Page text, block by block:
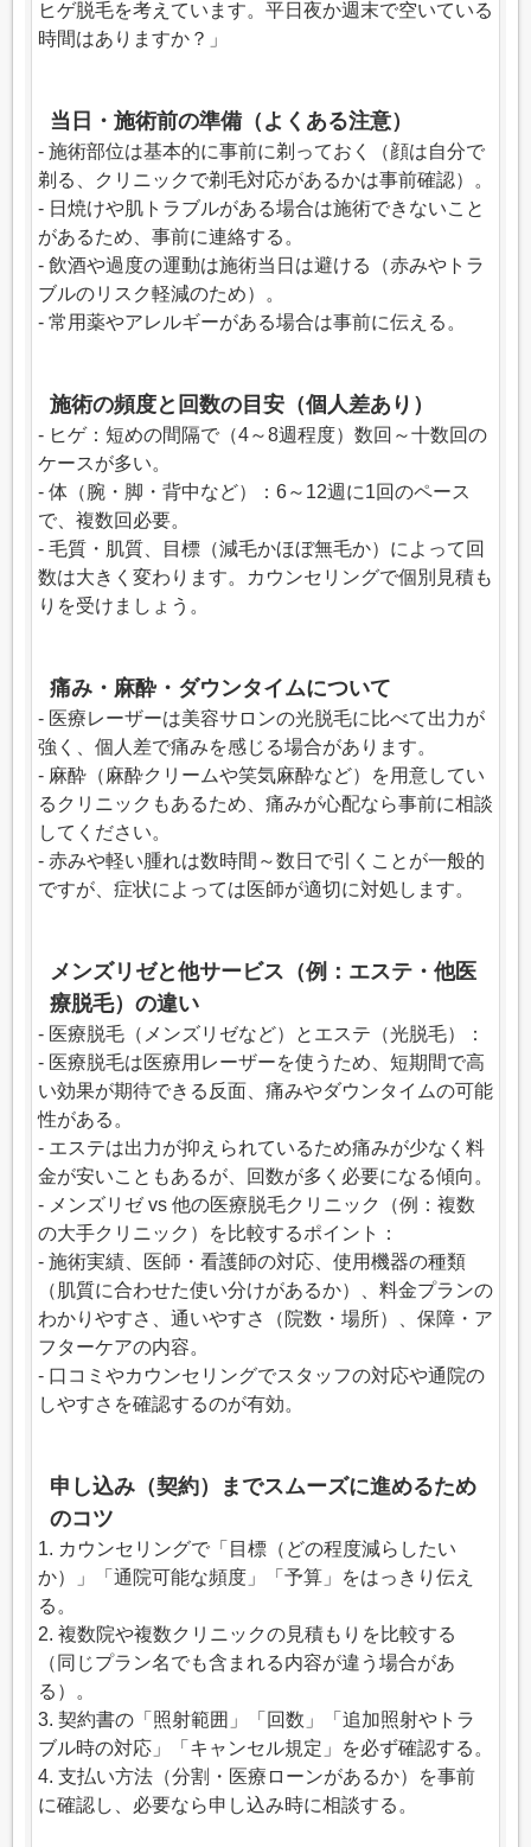
ヒゲ脱毛を考えています。平日夜か週末で空いている
時間はありますか？」
当日・施術前の準備（よくある注意）
- 施術部位は基本的に事前に剃っておく（顔は自分で
剃る、クリニックで剃毛対応があるかは事前確認）。
- 日焼けや肌トラブルがある場合は施術できないこと
があるため、事前に連絡する。
- 飲酒や過度の運動は施術当日は避ける（赤みやトラ
ブルのリスク軽減のため）。
- 常用薬やアレルギーがある場合は事前に伝える。
施術の頻度と回数の目安（個人差あり）
- ヒゲ：短めの間隔で（4～8週程度）数回～十数回の
ケースが多い。
- 体（腕・脚・背中など）：6～12週に1回のペース
で、複数回必要。
- 毛質・肌質、目標（減毛かほぼ無毛か）によって回
数は大きく変わります。カウンセリングで個別見積も
りを受けましょう。
痛み・麻酔・ダウンタイムについて
- 医療レーザーは美容サロンの光脱毛に比べて出力が
強く、個人差で痛みを感じる場合があります。
- 麻酔（麻酔クリームや笑気麻酔など）を用意してい
るクリニックもあるため、痛みが心配なら事前に相談
してください。
- 赤みや軽い腫れは数時間～数日で引くことが一般的
ですが、症状によっては医師が適切に対処します。
メンズリゼと他サービス（例：エステ・他医
療脱毛）の違い
- 医療脱毛（メンズリゼなど）とエステ（光脱毛）：
- 医療脱毛は医療用レーザーを使うため、短期間で高
い効果が期待できる反面、痛みやダウンタイムの可能
性がある。
- エステは出力が抑えられているため痛みが少なく料
金が安いこともあるが、回数が多く必要になる傾向。
- メンズリゼ vs 他の医療脱毛クリニック（例：複数
の大手クリニック）を比較するポイント：
- 施術実績、医師・看護師の対応、使用機器の種類
（肌質に合わせた使い分けがあるか）、料金プランの
わかりやすさ、通いやすさ（院数・場所）、保障・ア
フターケアの内容。
- 口コミやカウンセリングでスタッフの対応や通院の
しやすさを確認するのが有効。
申し込み（契約）までスムーズに進めるため
のコツ
1. カウンセリングで「目標（どの程度減らしたい
か）」「通院可能な頻度」「予算」をはっきり伝え
る。
2. 複数院や複数クリニックの見積もりを比較する
（同じプラン名でも含まれる内容が違う場合があ
る）。
3. 契約書の「照射範囲」「回数」「追加照射やトラ
ブル時の対応」「キャンセル規定」を必ず確認する。
4. 支払い方法（分割・医療ローンがあるか）を事前
に確認し、必要なら申し込み時に相談する。